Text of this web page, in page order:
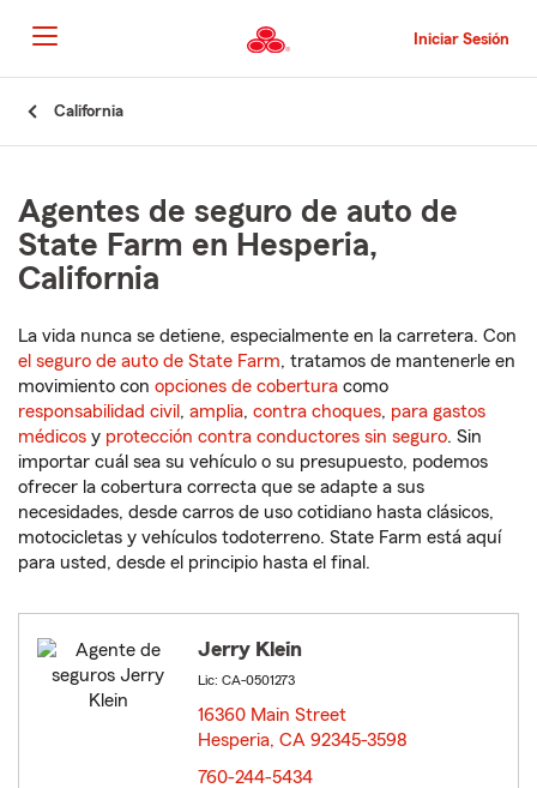
al
contenido
principal
Iniciar Sesión
California
Agentes de seguro de auto de
State Farm en Hesperia,
California
La vida nunca se detiene, especialmente en la carretera. Con
el seguro de auto de State Farm, tratamos de mantenerle en
movimiento con opciones de cobertura como
responsabilidad civil , amplia, contra choques, para gastos
médicos y protección contra conductores sin seguro. Sin
importar cuál sea su vehículo o su presupuesto, podemos
ofrecer la cobertura correcta que se adapte a sus
necesidades, desde carros de uso cotidiano hasta clásicos,
motocicletas y vehículos todoterreno. State Farm está aquí
para usted, desde el principio hasta el final.
Jerry Klein
Lic: CA-0501273
16360 Main Street
Hesperia, CA 92345-3598
760-244-5434